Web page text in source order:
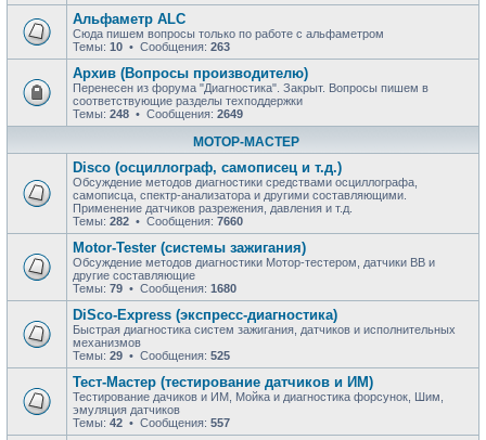
Альфаметр ALC
Сюда пишем вопросы только по работе с альфаметром
Темы: 10 • Сообщения: 263
Архив (Вопросы производителю)
Перенесен из форума "Диагностика". Закрыт. Вопросы пишем в
соответствующие разделы техподдержки
Темы: 248 • Сообщения: 2649
МОТОР-МАСТЕР
Disco (осциллограф, самописец и т.д.)
Обсуждение методов диагностики средствами осциллографа,
самописца, спектр-анализатора и другими составляющими.
Применение датчиков разрежения, давления и т.д.
Темы: 282 • Сообщения: 7660
Motor-Tester (системы зажигания)
Обсуждение методов диагностики Мотор-тестером, датчики ВВ и
другие составляющие
Темы: 79 • Сообщения: 1680
DiSco-Express (экспресс-диагностика)
Быстрая диагностика систем зажигания, датчиков и исполнительных
механизмов
Темы: 29 • Сообщения: 525
Тест-Мастер (тестирование датчиков и ИМ)
Тестирование дачиков и ИМ, Мойка и диагностика форсунок, Шим,
эмуляция датчиков
Темы: 42 • Сообщения: 557